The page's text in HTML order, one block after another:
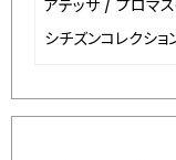
アテッサ / プロマ
シチズンコレクショ